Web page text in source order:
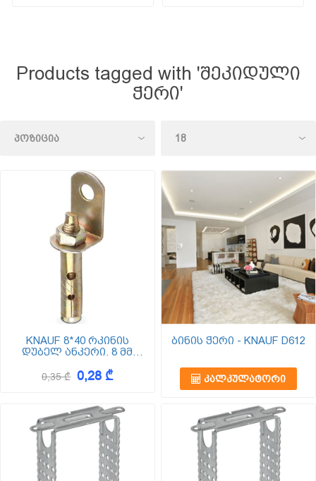
Products tagged with 'შეკიდული
ჭერი'
KNAUF 8*40 რკინის
დუბელ ანკერი. 8 მმ
0,35 ₾ 0,28 ₾
ბინის ჭერი - KNAUF D612
ᲙᲐᲚᲙᲣᲚᲐᲢᲝᲠᲘ